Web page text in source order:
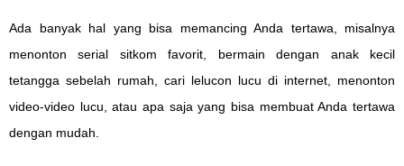
Ada banyak hal yang bisa memancing Anda tertawa, misalnya
menonton serial sitkom favorit, bermain dengan anak kecil
tetangga sebelah rumah, cari lelucon lucu di internet, menonton
video-video lucu, atau apa saja yang bisa membuat Anda tertawa
dengan mudah.